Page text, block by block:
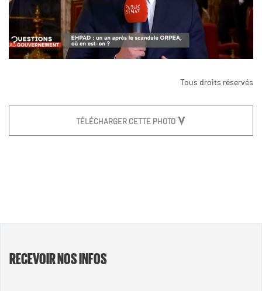
Tous droits réservés
TÉLÉCHARGER CETTE PHOTO
RECEVOIR NOS INFOS